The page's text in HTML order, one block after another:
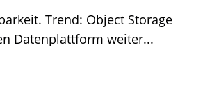
Trend: Object Storage
Datenplattform weiter...